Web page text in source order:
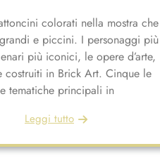
colorati nella mostra che
e piccini. I personaggi più
più iconici, le opere d’arte,
costruiti in Brick Art. Cinque le
tematiche principali in
Leggi tutto